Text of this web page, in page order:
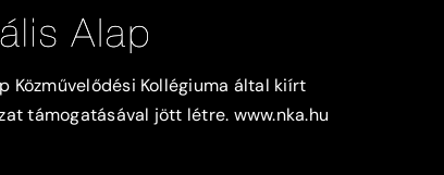
Közművelődési Kollégiuma által kiírt
támogatásával jött létre. www.nka.hu